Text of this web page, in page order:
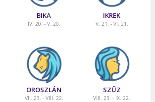
BIKA
IV. 20. - V. 20.
IKREK
V. 21. - VI. 21.
OROSZLÁN
VII. 23. - VIII. 22.
SZŰZ
VIII. 23. - IX. 22.